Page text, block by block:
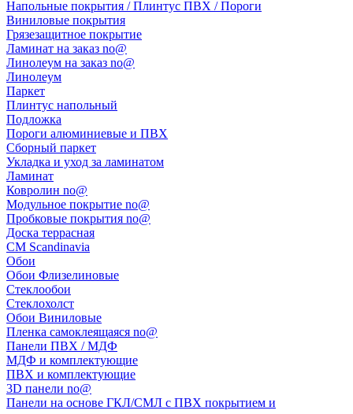
Напольные покрытия / Плинтус ПВХ / Пороги
Виниловые покрытия
Грязезащитное покрытие
Ламинат на заказ no@
Линолеум на заказ no@
Линолеум
Паркет
Плинтус напольный
Подложка
Пороги алюминиевые и ПВХ
Сборный паркет
Укладка и уход за ламинатом
Ламинат
Ковролин no@
Модульное покрытие no@
Пробковые покрытия no@
Доска террасная
CM Scandinavia
Обои
Обои Флизелиновые
Стеклообои
Стеклохолст
Обои Виниловые
Пленка самоклеящаяся no@
Панели ПВХ / МДФ
МДФ и комплектующие
ПВХ и комплектующие
3D панели no@
Панели на основе ГКЛ/СМЛ с ПВХ покрытием и